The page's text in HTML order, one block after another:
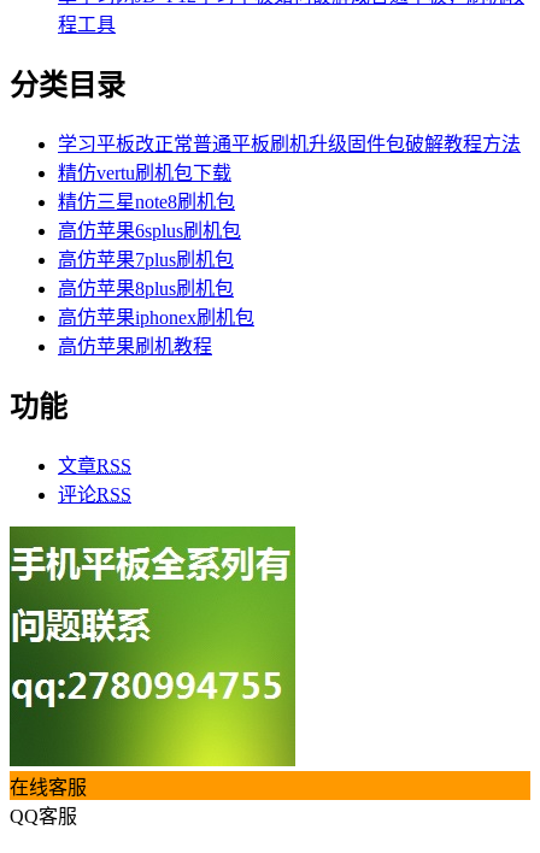
程工具
分类目录
学习平板改正常普通平板刷机升级固件包破解教程方法
精仿vertu刷机包下载
精仿三星note8刷机包
高仿苹果6splus刷机包
高仿苹果7plus刷机包
高仿苹果8plus刷机包
高仿苹果iphonex刷机包
高仿苹果刷机教程
功能
文章RSS
评论RSS
在线客服
QQ客服